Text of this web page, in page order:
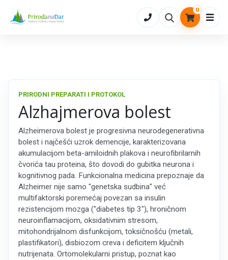
0
PRIRODNI PREPARATI I PROTOKOL
Alzhajmerova bolest
Alzheimerova bolest je progresivna neurodegenerativna
bolest i najčešći uzrok demencije, karakterizovana
akumulacijom beta-amiloidnih plakova i neurofibrilarnih
čvorića tau proteina, što dovodi do gubitka neurona i
kognitivnog pada. Funkcionalna medicina prepoznaje da
Alzheimer nije samo "genetska sudbina" već
multifaktorski poremećaj povezan sa insulin
rezistencijom mozga ("diabetes tip 3"), hroničnom
neuroinflamacijom, oksidativnim stresom,
mitohondrijalnom disfunkcijom, toksičnošću (metali,
plastifikatori), disbiozom creva i deficitem ključnih
nutrijenata. Ortomolekularni pristup, poznat kao